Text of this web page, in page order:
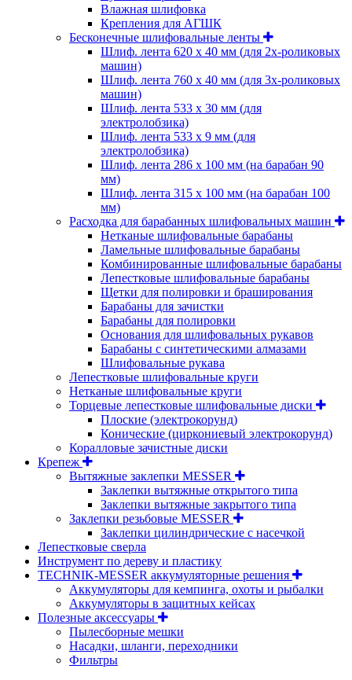
Влажная шлифовка
Крепления для АГШК
Бесконечные шлифовальные ленты
Шлиф. лента 620 х 40 мм (для 2х-роликовых
машин)
Шлиф. лента 760 х 40 мм (для 3х-роликовых
машин)
Шлиф. лента 533 х 30 мм (для
электролобзика)
Шлиф. лента 533 х 9 мм (для
электролобзика)
Шлиф. лента 286 х 100 мм (на барабан 90
мм)
Шлиф. лента 315 х 100 мм (на барабан 100
мм)
Расходка для барабанных шлифовальных машин
Нетканые шлифовальные барабаны
Ламельные шлифовальные барабаны
Комбинированные шлифовальные барабаны
Лепестковые шлифовальные барабаны
Щетки для полировки и браширования
Барабаны для зачистки
Барабаны для полировки
Основания для шлифовальных рукавов
Барабаны с синтетическими алмазами
Шлифовальные рукава
Лепестковые шлифовальные круги
Нетканые шлифовальные круги
Торцевые лепестковые шлифовальные диски
Плоские (электрокорунд)
Конические (циркониевый электрокорунд)
Коралловые зачистные диски
Крепеж
Вытяжные заклепки MESSER
Заклепки вытяжные открытого типа
Заклепки вытяжные закрытого типа
Заклепки резьбовые MESSER
Заклепки цилиндрические с насечкой
Лепестковые сверла
Инструмент по дереву и пластику
TECHNIK-MESSER аккумуляторные решения
Аккумуляторы для кемпинга, охоты и рыбалки
Аккумуляторы в защитных кейсах
Полезные аксессуары
Пылесборные мешки
Насадки, шланги, переходники
Фильтры